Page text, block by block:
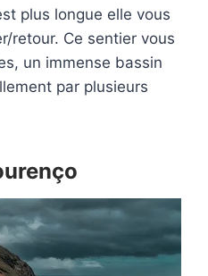
plus longue elle vous
retour. Ce sentier vous
un immense bassin
par plusieurs